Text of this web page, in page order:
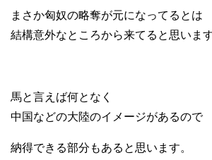
まさか匈奴の略奪が元になってるとは
結構意外なところから来てると思います
馬と言えば何となく
中国などの大陸のイメージがあるので
納得できる部分もあると思います。